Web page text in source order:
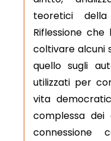
teoretici della
Riflessione
coltivare alcuni
quello sugli
utilizzati per
vita
complessa